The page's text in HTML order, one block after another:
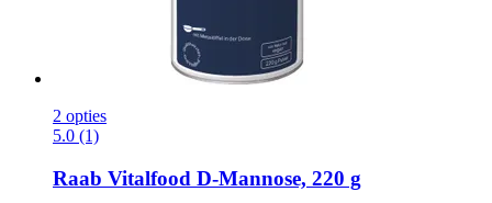
2 opties
5.0 (1)
Raab Vitalfood D-​Mannose, 220 g